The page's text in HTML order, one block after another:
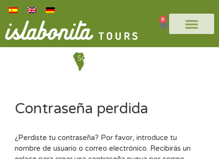
0
Contraseña perdida
¿Perdiste tu contraseña? Por favor, introduce tu
nombre de usuario o correo electrónico. Recibirás un